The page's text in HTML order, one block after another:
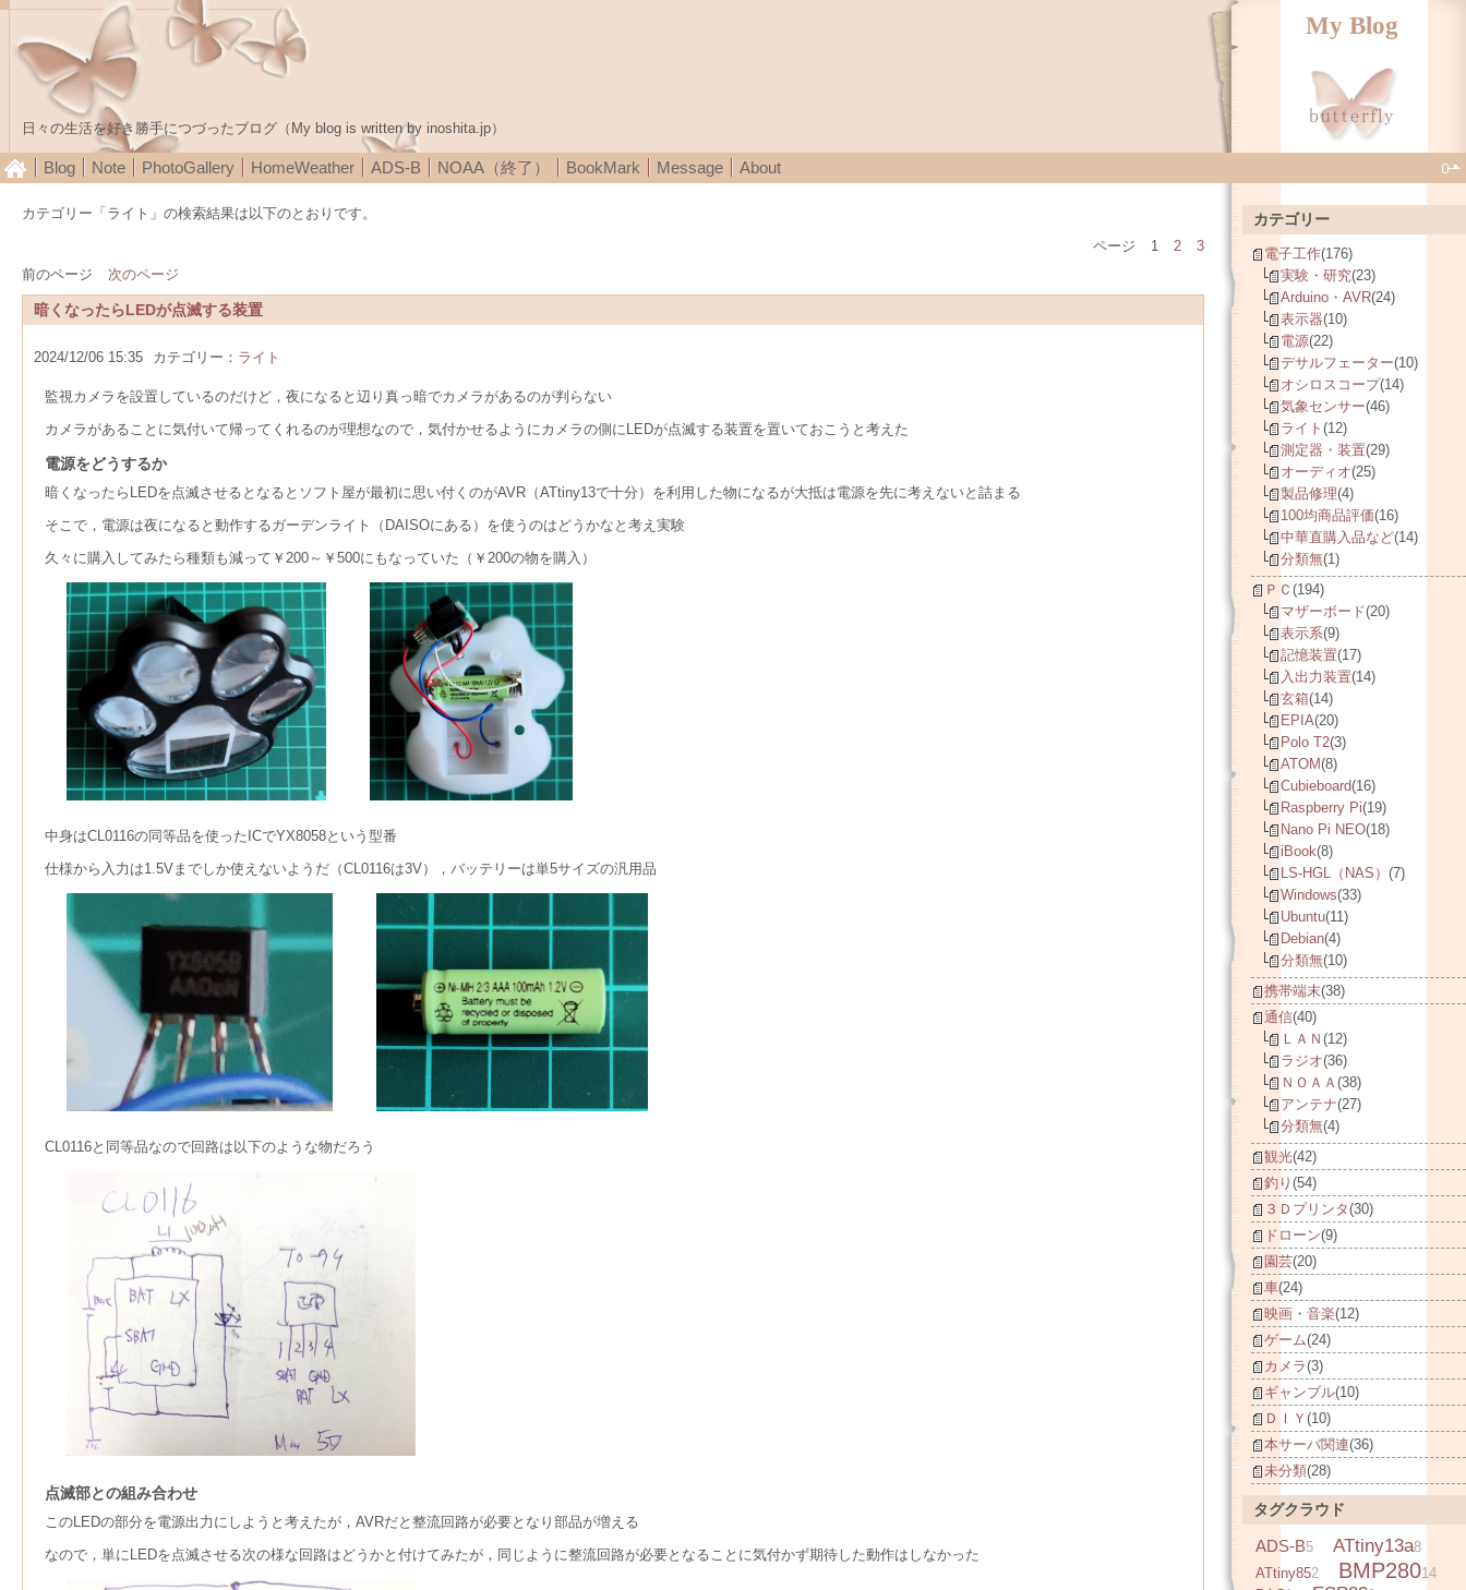
My Blog
日々の生活を好き勝手につづったブログ（My blog is written by inoshita.jp）
Blog Note PhotoGallery HomeWeather ADS-B NOAA（終了） BookMark Message About
カテゴリー「ライト」の検索結果は以下のとおりです。
ページ
1 2
3
前のページ
次のページ
暗くなったらLEDが点滅する装置
2024/12/06 15:35 カテゴリー： ライト
監視カメラを設置しているのだけど，夜になると辺り真っ暗でカメラがあるのが判らない
カメラがあることに気付いて帰ってくれるのが理想なので，気付かせるようにカメラの側にLEDが点滅する装置を置いておこうと考えた
電源をどうするか
暗くなったらLEDを点滅させるとなるとソフト屋が最初に思い付くのがAVR（ATtiny13で十分）を利用した物になるが大抵は電源を先に考えないと詰まる
そこで，電源は夜になると動作するガーデンライト（DAISOにある）を使うのはどうかなと考え実験
久々に購入してみたら種類も減って￥200～￥500にもなっていた（￥200の物を購入）
中身はCL0116の同等品を使ったICでYX8058という型番
仕様から入力は1.5Vまでしか使えないようだ（CL0116は3V），バッテリーは単5サイズの汎用品
CL0116と同等品なので回路は以下のような物だろう
点滅部との組み合わせ
このLEDの部分を電源出力にしようと考えたが，AVRだと整流回路が必要となり部品が増える
なので，単にLEDを点滅させる次の様な回路はどうかと付けてみたが，同じように整流回路が必要となることに気付かず期待した動作はしなかった
カテゴリー
電子工作(176)
実験・研究(23)
Arduino・AVR(24)
表示器(10)
電源(22)
デサルフェーター(10)
オシロスコープ(14)
気象センサー(46)
ライト (12)
測定器・装置(29)
オーディオ(25)
製品修理(4)
100均商品評価(16)
中華直購入品など(14)
分類無(1)
ＰＣ (194)
マザーボード(20)
表示系(9)
記憶装置(17)
入出力装置(14)
玄箱(14)
EPIA(20)
Polo T2(3)
ATOM(8)
Cubieboard(16)
Raspberry Pi(19)
Nano Pi NEO(18)
iBook(8)
LS-HGL（NAS） (7)
Windows(33)
Ubuntu(11)
Debian(4)
分類無(10)
携帯端末(38)
通信(40)
ＬＡＮ (12)
ラジオ(36)
ＮＯＡＡ (38)
アンテナ(27)
分類無(4)
観光(42)
釣り (54)
３Ｄプリンタ(30)
ドローン(9)
園芸(20)
車(24)
映画・音楽(12)
ゲーム(24)
カメラ(3)
ギャンブル(10)
ＤＩＹ (10)
本サーバ関連(36)
未分類(28)
タグクラウド
ADS-B5 ATtiny13a8
ATtiny852 BMP28014